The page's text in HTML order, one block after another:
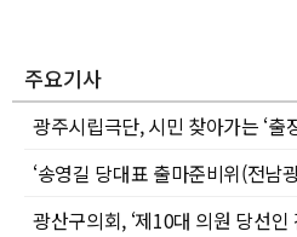
주요기사
광주시립극단, 시민 찾아가는 ‘출
‘송영길 당대표 출마준비위(전남
광산구의회, ‘제10대 의원 당선인